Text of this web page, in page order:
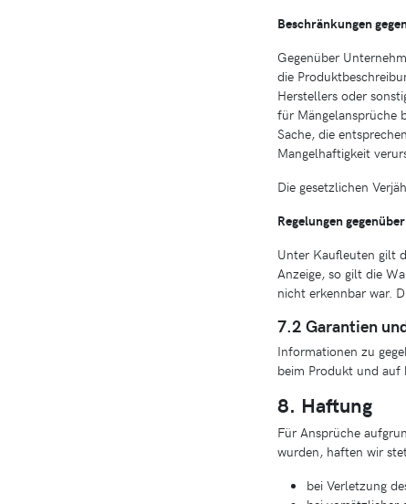
Beschränkungen
Gegenüber
die
Herstellers oder
für Mängelansprüche
Sache, die
Mangelhaftigkeit
Die gesetzlichen
Regelungen
Unter Kaufleuten gilt
Anzeige, so gilt die
nicht erkennbar war.
7.2 Garantien
Informationen zu
beim Produkt und auf
8. Haftung
Für Ansprüche
wurden, haften wir
bei Verletzung